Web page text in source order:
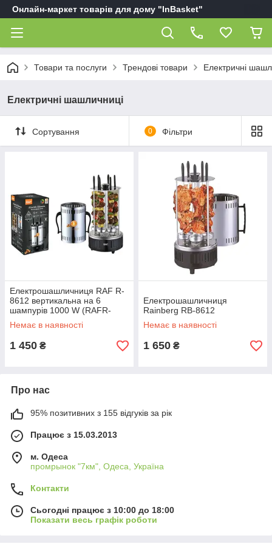
Онлайн-маркет товарів для дому "InBasket"
Товари та послуги Трендові товари Електричні
Електричні шашличниці
Сортування 0 Фільтри
Електрошашличниця RAF R-
8612 вертикальна на 6
шампурів 1000 W (RAFR-
8612)
Немає в наявності
1 450 ₴
Електрошашличниця
Rainberg RB-8612
Немає в наявності
1 650 ₴
Про нас
95% позитивних з 155 відгуків за рік
Працює з 15.03.2013
м. Одеса
промрынок "7км", Одеса, Україна
Контакти
Сьогодні працює з 10:00 до 18:00
Показати весь графік роботи